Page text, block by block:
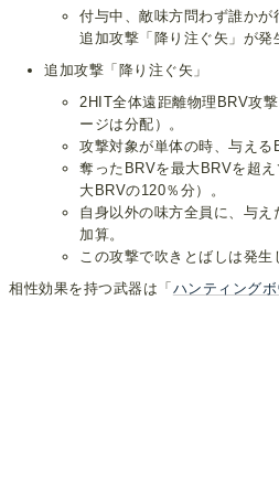
付与中、敵味方問わず誰かが
追加攻撃「降り注ぐ矢」が発
追加攻撃「降り注ぐ矢」
2HIT全体遠距離物理BRV攻
ージは分配）。
攻撃対象が単体の時、与える
奪ったBRVを最大BRVを超
大BRVの120％分）。
自身以外の味方全員に、与
加算。
この攻撃で吹きとばしは発生
相性効果を持つ武器は「 ハンティングボ